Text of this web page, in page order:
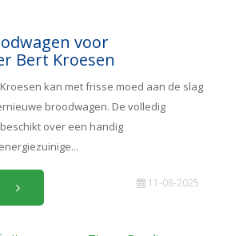
voor
Bert Kroesen
kan met frisse moed aan de slag
broodwagen. De volledig
over een handig
11-08-2025